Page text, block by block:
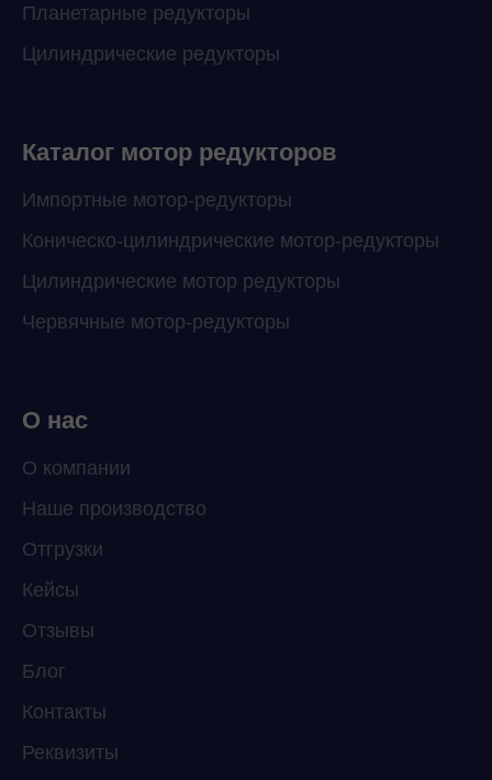
Планетарные редукторы
Цилиндрические редукторы
Каталог мотор редукторов
Импортные мотор-редукторы
Коническо-цилиндрические мотор-редукторы
Цилиндрические мотор редукторы
Червячные мотор-редукторы
О нас
О компании
Наше производство
Отгрузки
Кейсы
Отзывы
Блог
Контакты
Реквизиты
Мессенджеры
Свяжитесь с нами через любой удобный
Telegram